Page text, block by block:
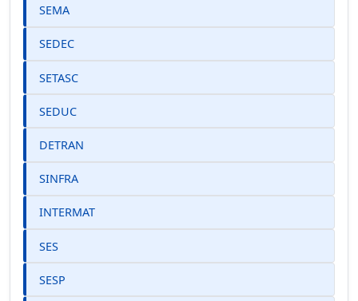
SEMA
SEDEC
SETASC
SEDUC
DETRAN
SINFRA
INTERMAT
SES
SESP